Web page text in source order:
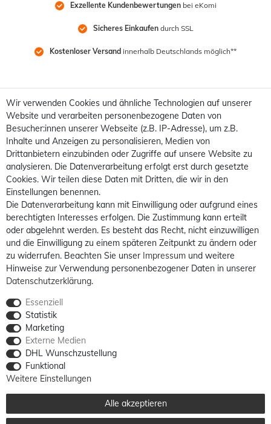
Exzellente Kundenbewertungen bei eKomi
Sicheres Einkaufen durch SSL
Kostenloser Versand innerhalb Deutschlands möglich**
Wir verwenden Cookies und ähnliche Technologien auf unserer
Website und verarbeiten personenbezogene Daten von
Besucher:innen unserer Webseite (z.B. IP-Adresse), um z.B.
Inhalte und Anzeigen zu personalisieren, Medien von
Drittanbietern einzubinden oder Zugriffe auf unsere Website zu
analysieren. Die Datenverarbeitung erfolgt erst durch gesetzte
Cookies. Wir teilen diese Daten mit Dritten, die wir in den
Einstellungen benennen.
Die Datenverarbeitung kann mit Einwilligung oder aufgrund eines
berechtigten Interesses erfolgen. Die Zustimmung kann erteilt
oder abgelehnt werden. Es besteht das Recht, nicht einzuwilligen
und die Einwilligung zu einem späteren Zeitpunkt zu ändern oder
zu widerrufen. Beachten Sie unser Impressum und weitere
Hinweise zur Verwendung personenbezogener Daten in unserer
Daten­schutz­erklärung.
Essenziell
Statistik
Marketing
Externe Medien
DHL Wunschzustellung
Funktional
Weitere Einstellungen
Alle akzeptieren